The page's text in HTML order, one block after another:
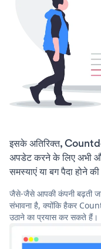
इसके अतिरिक्त,
अपडेट करने के लिए अभी
समस्याएं या बग पैदा होने
जैसे-जैसे आपकी कंपनी बढ़ती जा
संभावना है, क्योंकि हैकर
उठाने का प्रयास कर सकते हैं।